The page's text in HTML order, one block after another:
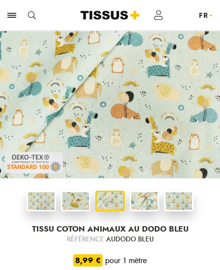
TISSU COTON ANIMAUX AU DODO BLEU
RÉFÉRENCE AUDODO BLEU
8,99 € pour 1 mètre